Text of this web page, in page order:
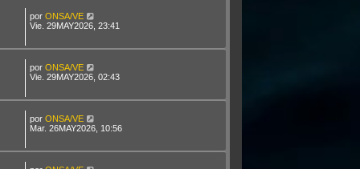
por ONSA/VE
Vie. 29MAY2026, 23:41
por ONSA/VE
Vie. 29MAY2026, 02:43
por ONSA/VE
Mar. 26MAY2026, 10:56